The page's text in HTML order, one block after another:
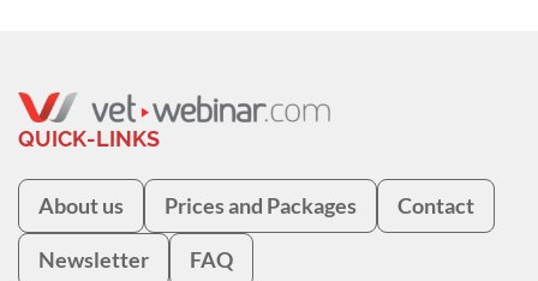
QUICK-LINKS
About us Prices and Packages Contact
Newsletter FAQ